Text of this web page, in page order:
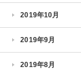
2019年10月
2019年9月
2019年8月